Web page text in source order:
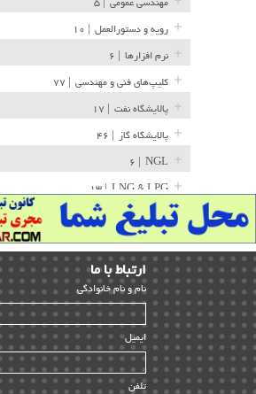
مهندسی عمومی
رویه و دستورالعمل
نرم افزارها
کلیپ‌های فنی و مهندسی
پالایشگاه نفت
پالایشگاه گاز
NGL
LNG & LPG | ۱۳
خط لوله | ۳۶
مخازن ذخیره | ۱۵
پتروشیمی | ۱۴
بازرسی و QC | ۱۵
HSE | ۳۹
ساخت و نصب | ۱۲
راه اندازی | ۹
ارﺗﺒﺎط ﺑﺎ ما
ﻧﺎم و ﻧﺎم ﺧﺎﻧﻮادﮔﻰ
ایمیل
تلفن